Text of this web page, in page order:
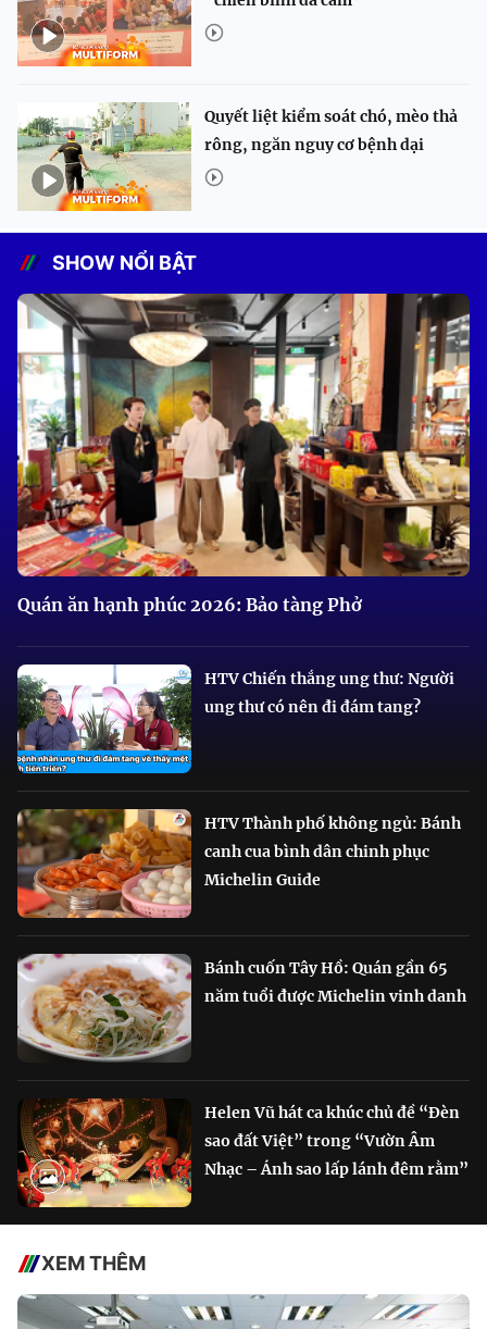
Quyết liệt kiểm soát chó, mèo thả
rông, ngăn nguy cơ bệnh dại
SHOW NỔI BẬT
Quán ăn hạnh phúc 2026: Bảo tàng Phở
HTV Chiến thắng ung thư: Người
ung thư có nên đi đám tang?
HTV Thành phố không ngủ: Bánh
canh cua bình dân chinh phục
Michelin Guide
Bánh cuốn Tây Hồ: Quán gần 65
năm tuổi được Michelin vinh danh
Helen Vũ hát ca khúc chủ đề “Đèn
sao đất Việt” trong “Vườn Âm
Nhạc – Ánh sao lấp lánh đêm rằm”
XEM THÊM